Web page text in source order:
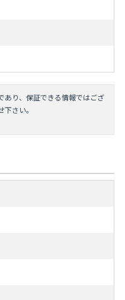
り、保証できる情報ではござ
さい。